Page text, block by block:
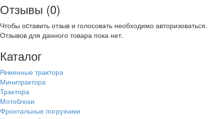
Отзывы (0)
Чтобы оcтавить отзыв и голосовать необходимо авторизоваться.
Отзывов для данного товара пока нет.
Каталог
Ременные трактора
Минитрактора
Трактора
Мотоблоки
Фронтальные погрузчики